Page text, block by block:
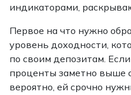
индикаторами,
Первое на что нужно
уровень доходности,
по своим депозитам.
проценты заметно выше
вероятно, ей срочно